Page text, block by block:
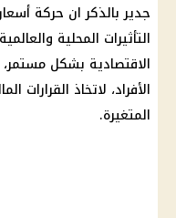
جدير بالذكر ان حركة
التأثيرات المحلية
الاقتصادية بشكل
الأفراد، لاتخاذ القرارات
المتغيرة.